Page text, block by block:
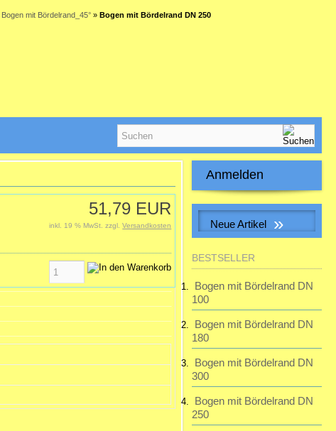
Bogen mit Bördelrand_45°» Bogen mit Bördelrand DN 250
51,79 EUR
inkl. 19 % MwSt. zzgl.Versandkosten
Anmelden
Passwort vergessen?
Neue Artikel »
inkl. 2 Dichtungen
28,32 EUR
inkl. 19 % MwSt. zzgl.
BESTSELLER
Bogen mit Bördelrand DN
100
Bogen mit Bördelrand DN
180
Bogen mit Bördelrand DN
300
Bogen mit Bördelrand DN
250